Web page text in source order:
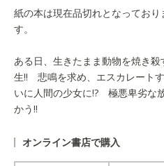
紙の本は現在品切れとなってお
す。
ある日、生きたまま動物を焼き
生!! 悲鳴を求め、エスカレート
いに人間の少女に!? 極悪卑劣な
かう!!
オンライン書店で購入